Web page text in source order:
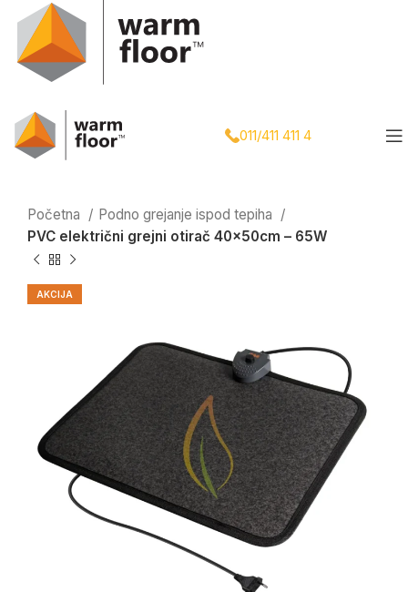
011/411 411 4
Početna
Podno grejanje ispod tepiha
PVC električni grejni otirač 40x50cm – 65W
AKCIJA